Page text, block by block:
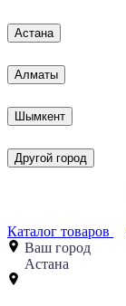
Астана
Алматы
Шымкент
Другой город
Каталог товаров
Ваш город
Астана